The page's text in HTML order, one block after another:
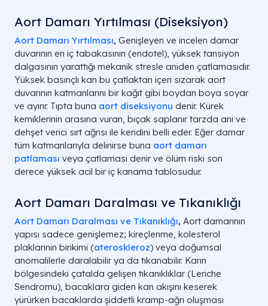
Aort Damarı Yırtılması (Diseksiyon)
Aort Damarı Yırtılması, Genişleyen ve incelen damar
duvarının en iç tabakasının (endotel), yüksek tansiyon
dalgasının yarattığı mekanik stresle aniden çatlamasıdır.
Yüksek basınçlı kan bu çatlaktan içeri sızarak aort
duvarının katmanlarını bir kağıt gibi boydan boya soyar
ve ayırır. Tıpta buna aort diseksiyonu denir. Kürek
kemiklerinin arasına vuran, bıçak saplanır tarzda ani ve
dehşet verici sırt ağrısı ile kendini belli eder. Eğer damar
tüm katmanlarıyla delinirse buna aort damarı
patlaması veya çatlaması denir ve ölüm riski son
derece yüksek acil bir iç kanama tablosudur.
Aort Damarı Daralması ve Tıkanıklığı
Aort Damarı Daralması ve Tıkanıklığı, Aort damarının
yapısı sadece genişlemez; kireçlenme, kolesterol
plaklarının birikimi (ateroskleroz) veya doğumsal
anomalilerle daralabilir ya da tıkanabilir. Karın
bölgesindeki çatalda gelişen tıkanıklıklar (Leriche
Sendromu), bacaklara giden kan akışını keserek
yürürken bacaklarda şiddetli kramp-ağrı oluşması